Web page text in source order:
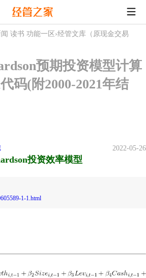
读书 功能一区›经管文库（原现金交易
预期投资模型计算
码(附2000-2021年结
2022-05-26
投资效率模型
1-1.html